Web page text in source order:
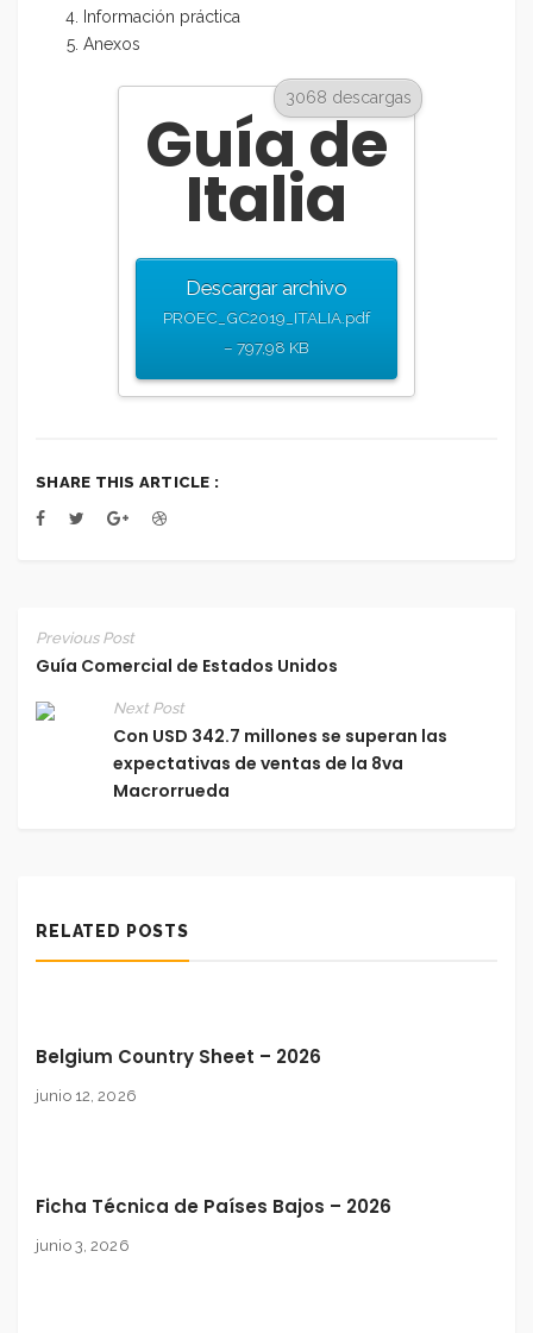
Información práctica
Anexos
3068 descargas
Guía de
Italia
Descargar archivo
PROEC_GC2019_ITALIA.pdf
– 797,98 KB
SHARE THIS ARTICLE :
Previous Post
Guía Comercial de Estados Unidos
Next Post
Con USD 342.7 millones se superan las
expectativas de ventas de la 8va
Macrorrueda
RELATED POSTS
Belgium Country Sheet – 2026
junio 12, 2026
Ficha Técnica de Países Bajos – 2026
junio 3, 2026